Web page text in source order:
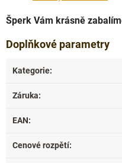
Šperk Vám krásně
Doplňkové parametry
Kategorie:
Záruka:
EAN:
Cenové rozpětí: